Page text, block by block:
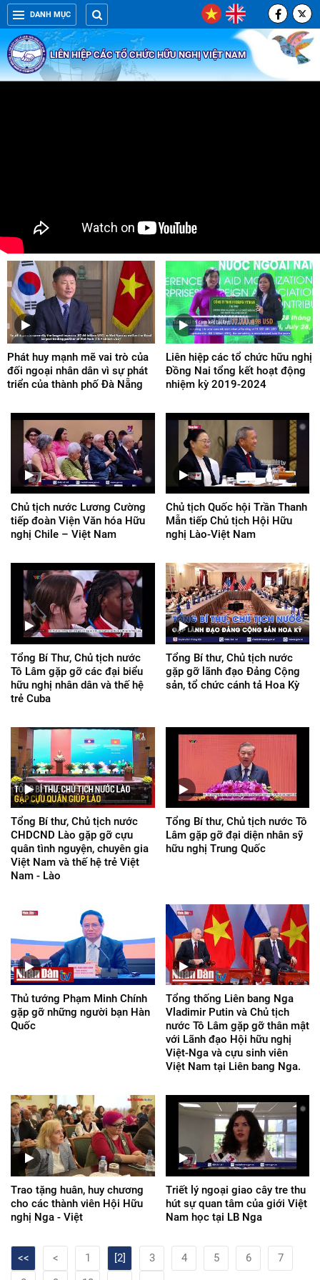
DANH MỤC
LIÊN HIỆP CÁC TỔ CHỨC HỮU NGHỊ VIỆT NAM
Phát huy mạnh mẽ vai trò của
đối ngoại nhân dân vì sự phát
triển của thành phố Đà Nẵng
Liên hiệp các tổ chức hữu nghị
Đồng Nai tổng kết hoạt động
nhiệm kỳ 2019-2024
Chủ tịch nước Lương Cường
tiếp đoàn Viện Văn hóa Hữu
nghị Chile – Việt Nam
Chủ tịch Quốc hội Trần Thanh
Mẫn tiếp Chủ tịch Hội Hữu
nghị Lào-Việt Nam
Tổng Bí Thư, Chủ tịch nước
Tô Lâm gặp gỡ các đại biểu
hữu nghị nhân dân và thế hệ
trẻ Cuba
Tổng Bí thư, Chủ tịch nước
gặp gỡ lãnh đạo Đảng Cộng
sản, tổ chức cánh tả Hoa Kỳ
Tổng Bí thư, Chủ tịch nước
CHDCND Lào gặp gỡ cựu
quân tình nguyện, chuyên gia
Việt Nam và thế hệ trẻ Việt
Nam - Lào
Tổng Bí thư, Chủ tịch nước Tô
Lâm gặp gỡ đại diện nhân sỹ
hữu nghị Trung Quốc
Thủ tướng Phạm Minh Chính
gặp gỡ những người bạn Hàn
Quốc
Tổng thống Liên bang Nga
Vladimir Putin và Chủ tịch
nước Tô Lâm gặp gỡ thân mật
với Lãnh đạo Hội hữu nghị
Việt-Nga và cựu sinh viên
Việt Nam tại Liên bang Nga.
Trao tặng huân, huy chương
cho các thành viên Hội Hữu
nghị Nga - Việt
Triết lý ngoại giao cây tre thu
hút sự quan tâm của giới Việt
Nam học tại LB Nga
<< < 1 [2] 3 4 5 6
7